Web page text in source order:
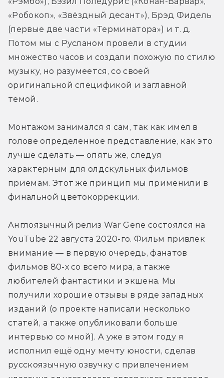
«Робокоп», «Звёздный десант»), Брэд Фидель
(первые две части «Терминатора») и т. д.
Потом мы с Русланом провели в студии
множество часов и создали похожую по стилю
музыку, но разумеется, со своей
оригинальной спецификой и заглавной
темой.
Монтажом занимался я сам, так как имел в
голове определенное представление, как это
лучше сделать — опять же, следуя
характерным для олдскульных фильмов
приёмам. Этот же принцип мы применили в
финальной цветокоррекции.
Англоязычный релиз War Gene состоялся на
YouTube 22 августа 2020-го. Фильм привлек
внимание — в первую очередь, фанатов
фильмов 80-х со всего мира, а также
любителей фантастики и экшена. Мы
получили хорошие отзывы в ряде западных
изданий (о проекте написали несколько
статей, а также опубликовали больше
интервью со мной). А уже в этом году я
исполнил ещё одну мечту юности, сделав
русскоязычную озвучку с привлечением